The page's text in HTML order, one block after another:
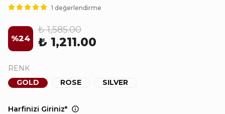
1 değerlendirme
%24
₺ 1,585.00
₺ 1,211.00
RENK
GOLD
ROSE SILVER
Harfinizi Giriniz*